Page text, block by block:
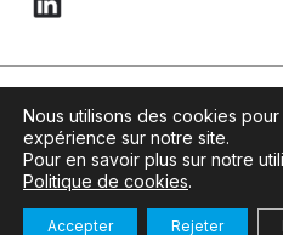
Ikoula.
Nous utilisons des cookies
expérience sur notre site.
Pour en savoir plus sur notre
Politique de cookies.
Accepter Rejeter